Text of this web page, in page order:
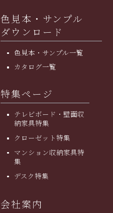
色見本・サンプル
ダウンロード
色見本・サンプル一覧
カタログ一覧
特集ページ
テレビボード・壁面収
納家具特集
クローゼット特集
マンション収納家具特
集
デスク特集
会社案内